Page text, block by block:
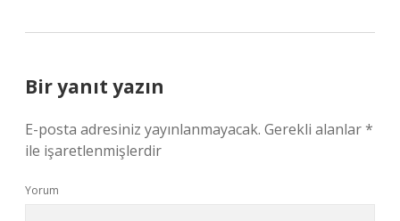
Bir yanıt yazın
E-posta adresiniz yayınlanmayacak. Gerekli alanlar*
ile işaretlenmişlerdir
Yorum